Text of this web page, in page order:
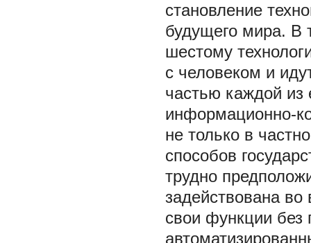
становление
будущего мира. В
шестому
с человеком и
частью каждой
информационно-
не только в
способов
трудно
задействована
свои функции без